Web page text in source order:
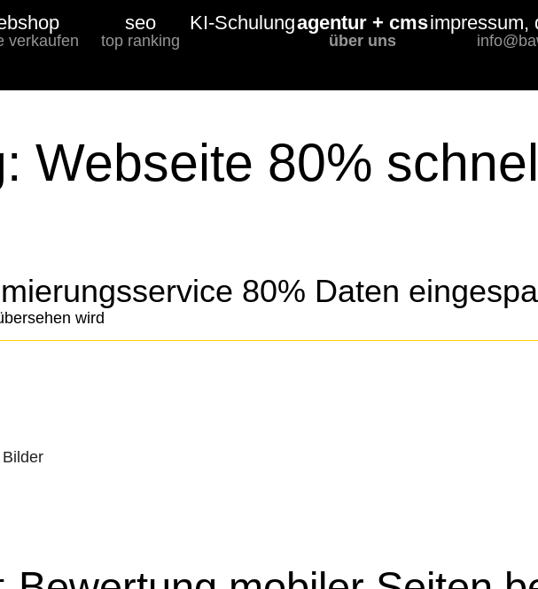
verkaufen
seo
top ranking
KI-Schulungagentur + cms
über uns
impressum,
Webseite 80%
80% Daten
wird